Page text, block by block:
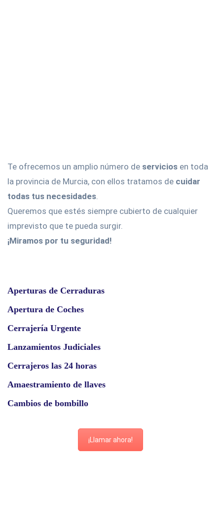
Te ofrecemos un amplio número de servicios en toda
la provincia de Murcia, con ellos tratamos de cuidar
todas tus necesidades
Queremos que estés siempre cubierto de cualquier
imprevisto que te pueda surgir.
¡Miramos por tu seguridad!
Aperturas de Cerraduras
Apertura de Coches
Cerrajería Urgente
Lanzamientos Judiciales
Cerrajeros las 24 horas
Amaestramiento de llaves
Cambios de bombillo
¡Llamar ahora!